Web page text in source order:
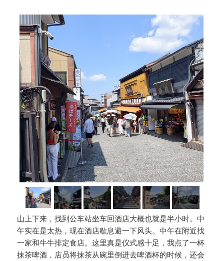
山上下来，找到公车站坐车回酒店大概也就是半小时。中
午实在是太热，现在酒店歇息避一下风头。中午在附近找
一家和牛牛排定食店。这里真是仪式感十足，我点了一杯
抹茶啤酒，店员将抹茶从碗里倒进去啤酒杯的时候，还会